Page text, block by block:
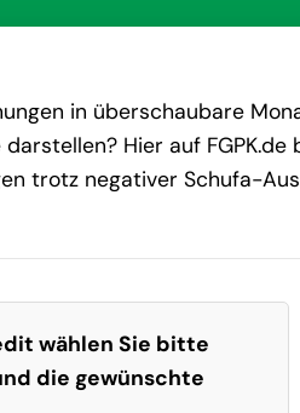
in überschaubare
Hier auf FGPK.de
trotz negativer Schufa-
wählen Sie bitte
die gewünschte